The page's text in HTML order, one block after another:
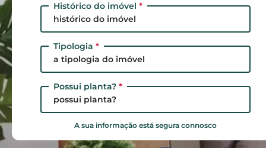
Histórico do imóvel *
histórico do imóvel
Tipologia *
a tipologia do imóvel
Possui planta? *
possui planta?
A sua informação está segura connosco